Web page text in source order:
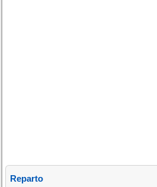
Reparto